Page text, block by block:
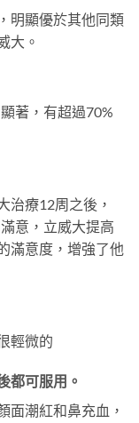
明顯優於其他同類
大。
著，有超過70%
治療12周之後，
意，立威大提高
滿意度，增強了他
輕微的
都可服用。
面潮紅和鼻充血，